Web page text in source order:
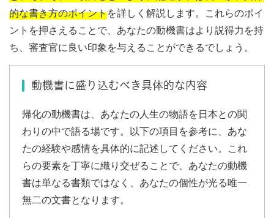
的な書き方のポイントを詳しく解説します。これらのポイ
ントを押さえることで、あなたの動機書はより説得力を持
ち、審査官に良い印象を与えることができるでしょう。
動機書に盛り込むべき具体的な内容
帰化の動機書は、あなたの人生の物語を日本との関
わりの中で語る場です。以下の項目を参考に、あな
たの経験や感情を具体的に記述してください。これ
らの要素を丁寧に織り交ぜることで、あなたの動機
書は単なる書類ではなく、あなたの個性が光る唯一
無二の文書となります。